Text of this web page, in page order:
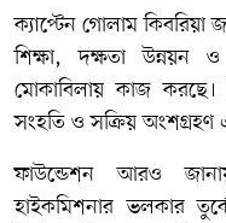
ক্যাপ্টেন গোলাম কিবরিয়া
শিক্ষা, দক্ষতা উন্নয়ন
মোকাবিলায় কাজ করছে।
সংহতি ও সক্রিয় অংশগ্রহণ
ফাউন্ডেশন আরও
হাইকমিশনার ভলকার